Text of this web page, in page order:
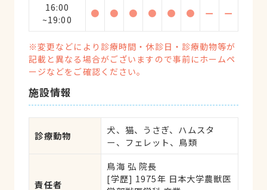
16:00
~19:00
● ● ● ● ● ● ー ー
※変更などにより診療時間・休診日・診療動物等が
記載と異なる場合がございますので事前にホームペ
ージなどをご確認ください。
施設情報
診療動物
犬、猫、うさぎ、ハムスタ
ー、フェレット、鳥類
責任者
鳥海 弘 院長
[学歴] 1975年 日本大学農獣医